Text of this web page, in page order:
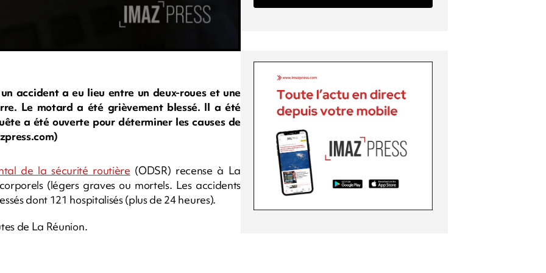
accident a eu lieu entre un deux-roues et une
Le motard a été grièvement blessé. Il a été
a été ouverte pour déterminer les causes de
de la sécurité routière (ODSR) recense à La
(légers graves ou mortels. Les accidents
dont 121 hospitalisés (plus de 24 heures).
de La Réunion.